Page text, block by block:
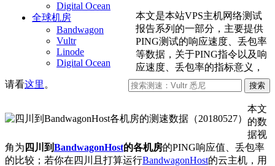
Digital Ocean
全球机房
Bandwagon
Vultr
Linode
Digital Ocean
本文是本站VPS主机网络测试
报告系列的一部分，主要提供
PING测试的响应速度、丢包率
等数据，关于PING指令以及响
应速度、丢包率的指标意义，
请看这里 。
本文
的数
据视
角为 四川到BandwagonHost的各机房的PING响应值、丢包率
的比较；若你在四川且打算运行BandwagonHost的云主机，用